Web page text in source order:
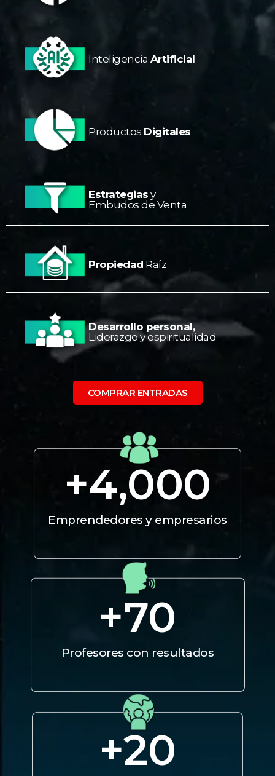
Inteligencia Artificial
Productos Digitales
Estrategias y
Embudos de Venta
Propiedad Raíz
Desarrollo personal,
Liderazgo y espiritualidad
COMPRAR ENTRADAS
Emprendedores y empresarios
+4,000
Profesores con resultados
+70
+20